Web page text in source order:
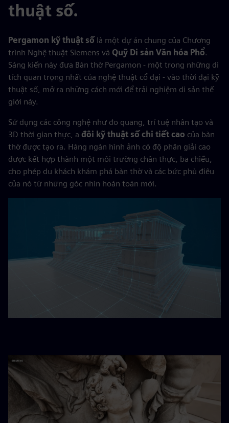
thuật số.
Pergamon kỹ thuật số là một dự án chung của Chương
trình Nghệ thuật Siemens và Quỹ Di sản Văn hóa Phổ.
Sáng kiến này đưa Bàn thờ Pergamon - một trong những di
tích quan trọng nhất của nghệ thuật cổ đại - vào thời đại kỹ
thuật số, mở ra những cách mới để trải nghiệm di sản thế
giới này.
Sử dụng các công nghệ như đo quang, trí tuệ nhân tạo và
3D thời gian thực, a đôi kỹ thuật số chi tiết cao của bàn
thờ được tạo ra. Hàng ngàn hình ảnh có độ phân giải cao
được kết hợp thành một môi trường chân thực, ba chiều,
cho phép du khách khám phá bàn thờ và các bức phù điêu
của nó từ những góc nhìn hoàn toàn mới.